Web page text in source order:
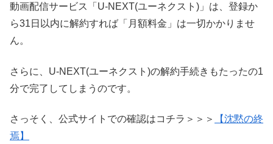
動画配信サービス「U-NEXT(ユーネクスト)」は、登録か
ら31日以内に解約すれば「月額料金」は一切かかりませ
ん。
さらに、U-NEXT(ユーネクスト)の解約手続きもたったの1
分で完了してしまうのです。
さっそく、公式サイトでの確認はコチラ＞＞＞
【沈黙の終
焉】